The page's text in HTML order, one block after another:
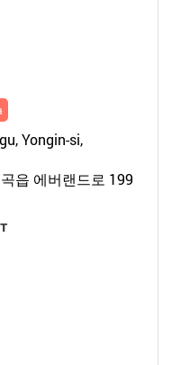
Yongin-si,
읍 에버랜드로 199